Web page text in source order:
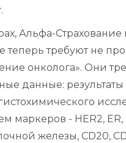
Альфа-Страхование
теперь требуют не
онколога». Они
данные: результаты
маркеров - HER2, ER,
железы, CD20,